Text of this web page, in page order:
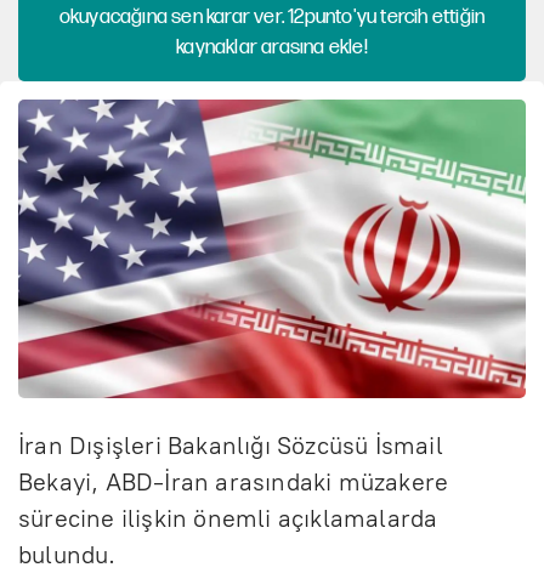
okuyacağına sen karar ver. 12punto'yu tercih ettiğin
kaynaklar arasına ekle!
İran Dışişleri Bakanlığı Sözcüsü İsmail
Bekayi, ABD-İran arasındaki müzakere
sürecine ilişkin önemli açıklamalarda
bulundu.